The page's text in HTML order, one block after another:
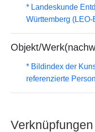
* Landeskunde
Württemberg (LEO-
Objekt/
* Bildindex der
referenzierte
Verknüpfungen